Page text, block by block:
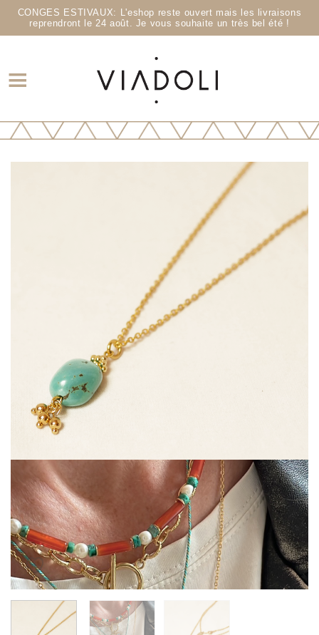
CONGES ESTIVAUX: L'eshop reste ouvert mais les livraisons
reprendront le 24 août. Je vous souhaite un très bel été !